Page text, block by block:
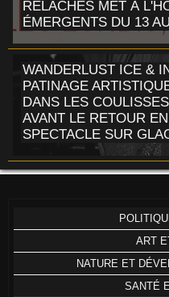
RELÂCHES MET À
ÉMERGENTS DU 13
WANDERLUST ICE &
PATINAGE
DANS LES
AVANT LE RETOUR
SPECTACLE SUR
ART
NATURE ET
SANTÉ